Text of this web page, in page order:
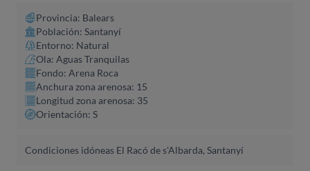
Provincia: Balears
Población: Santanyí
Entorno: Natural
Ola: Aguas Tranquilas
Fondo: Arena Roca
Anchura zona arenosa: 15
Longitud zona arenosa: 35
Orientación: S
Condiciones idóneas El Racó de s'Albarda, Santanyí